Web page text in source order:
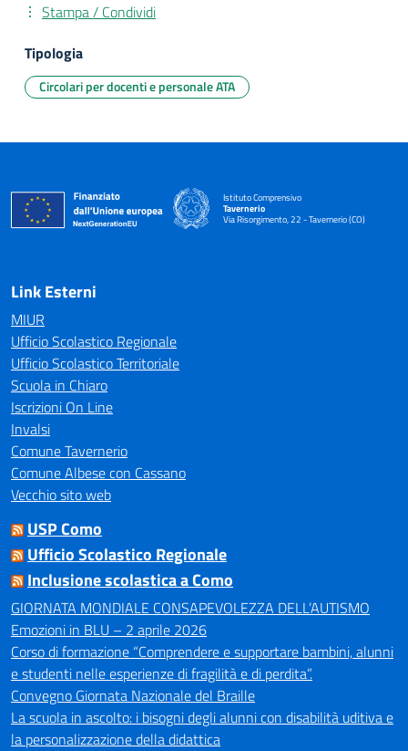
Stampa / Condividi
Tipologia
Circolari per docenti e personale ATA
Istituto Comprensivo
Tavernerio
Via Risorgimento, 22 - Tavernerio (CO)
— Visita la pagina iniziale della scuola
Link Esterni
MIUR
Ufficio Scolastico Regionale
Ufficio Scolastico Territoriale
Scuola in Chiaro
Iscrizioni On Line
Invalsi
Comune Tavernerio
Comune Albese con Cassano
Vecchio sito web
USP Como
Ufficio Scolastico Regionale
Inclusione scolastica a Como
GIORNATA MONDIALE CONSAPEVOLEZZA DELL’AUTISMO
Emozioni in BLU – 2 aprile 2026
Corso di formazione “Comprendere e supportare bambini, alunni
e studenti nelle esperienze di fragilità e di perdita”.
Convegno Giornata Nazionale del Braille
La scuola in ascolto: i bisogni degli alunni con disabilità uditiva e
la personalizzazione della didattica